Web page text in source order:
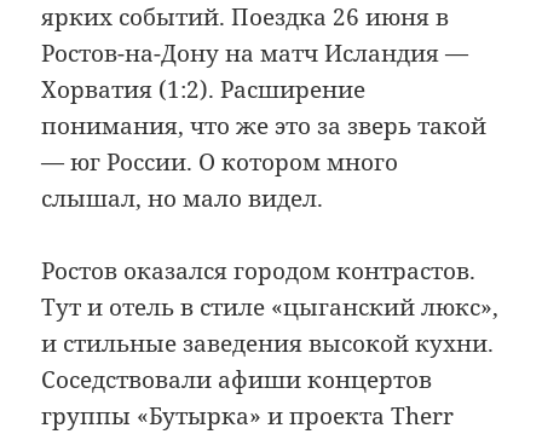
ярких событий. Поездка 26 июня в
Ростов-на-Дону на матч Исландия —
Хорватия (1:2). Расширение
понимания, что же это за зверь такой
— юг России. О котором много
слышал, но мало видел.
Ростов оказался городом контрастов.
Тут и отель в стиле «цыганский люкс»,
и стильные заведения высокой кухни.
Соседствовали афиши концертов
группы «Бутырка» и проекта Therr